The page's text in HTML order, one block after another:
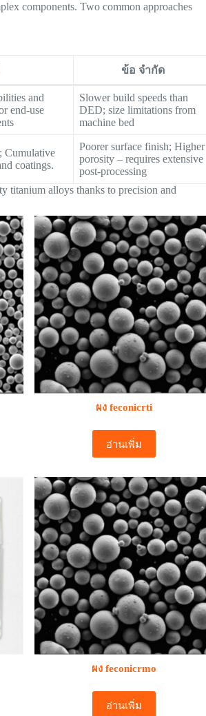
components. Two common approaches
ข้อ จำกัด
and
end-use
Slower build speeds than
DED; size limitations from
machine bed
Cumulative
coatings.
Poorer surface finish; Higher
porosity – requires extensive
post-processing
titanium alloys thanks to precision and
ผง feconicrti
อ่านเพิ่ม
ผง feconicrmo
อ่านเพิ่ม